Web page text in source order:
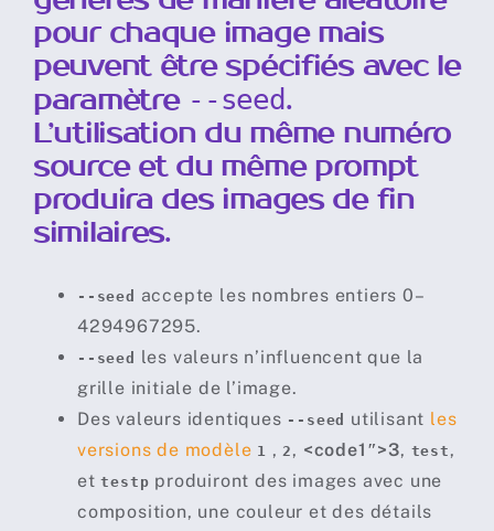
Travailler avec ses propres images
Styles et esthétique
Taille d’image et format
Outils de Prompts avancés
Abonnements
pour chaque image mais
peuvent être spécifiés avec le
paramètre --seed.
L’utilisation du même numéro
source et du même prompt
produira des images de fin
similaires.
--seed
accepte les nombres entiers 0–
4294967295.
--seed
les valeurs n’influencent que la
grille initiale de l’image.
Des valeurs identiques --seed utilisant les
versions de modèle 1 ,2 , <code1″>3, test ,
ettestp produiront des images avec une
composition, une couleur et des détails